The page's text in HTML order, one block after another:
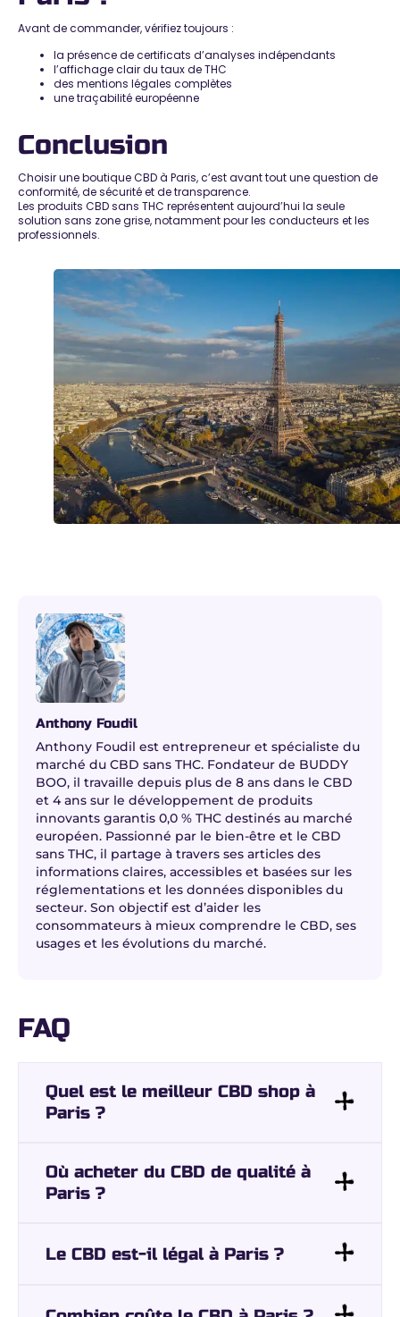
Avant de commander, vérifiez toujours :
la présence de certificats d’analyses indépendants
l’affichage clair du taux de THC
des mentions légales complètes
une traçabilité européenne
Conclusion
Choisir uneboutique CBD à Paris, c’est avant tout une question de
conformité, de sécurité et de transparence.
Les produits CBD sans THC représentent aujourd’hui la seule
solution sans zone grise, notamment pour les conducteurs et les
professionnels.
Anthony Foudil
Anthony Foudil est entrepreneur et spécialiste du
marché du CBD sans THC. Fondateur de BUDDY
BOO, il travaille depuis plus de 8 ans dans le CBD
et 4 ans sur le développement de produits
innovants garantis 0,0 % THC destinés au marché
européen. Passionné par le bien-être et le CBD
sans THC, il partage à travers ses articles des
informations claires, accessibles et basées sur les
réglementations et les données disponibles du
secteur. Son objectif est d’aider les
consommateurs à mieux comprendre le CBD, ses
usages et les évolutions du marché.
FAQ
Quel est le meilleur CBD shop à
Paris ?
Où acheter du CBD de qualité à
Paris ?
Le CBD est-il légal à Paris ?